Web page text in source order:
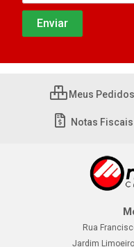
Meus Pedidos
Notas Fiscais
Rua
Jardim